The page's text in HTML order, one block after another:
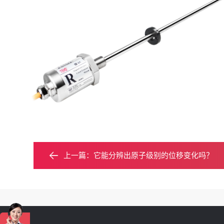
上一篇： 它能分辨出原子级别的位移变化吗？